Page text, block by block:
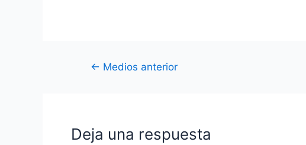
Navegación
← Medios anterior
Deja una respuesta